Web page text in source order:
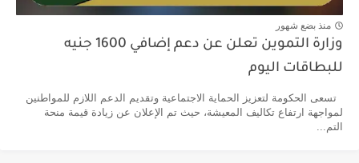
منذ بضع شهور
وزارة التموين تعلن عن دعم إضافي 1600 جنيه
للبطاقات اليوم
تسعى الحكومة لتعزيز الحماية الاجتماعية وتقديم الدعم اللازم للمواطنين
لمواجهة ارتفاع تكاليف المعيشة، حيث تم الإعلان عن زيادة قيمة منحة
التم...